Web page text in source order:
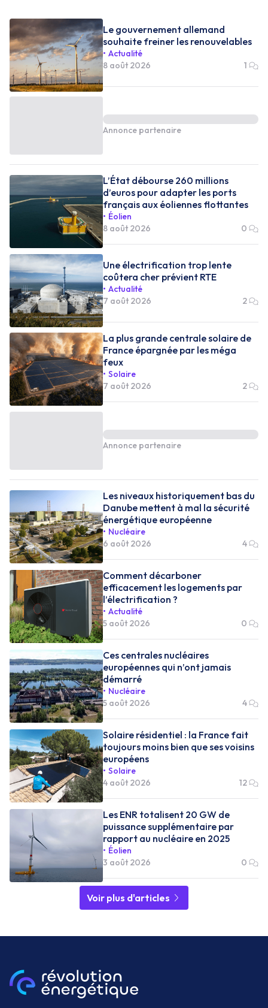
Le gouvernement allemand
souhaite freiner les renouvelables
Actualité
8 août 2026
1
Annonce partenaire
L’État débourse 260 millions
d’euros pour adapter les ports
français aux éoliennes flottantes
Éolien
8 août 2026
0
Une électrification trop lente
coûtera cher prévient RTE
Actualité
7 août 2026
2
La plus grande centrale solaire de
France épargnée par les méga
feux
Solaire
7 août 2026
2
Annonce partenaire
Les niveaux historiquement bas du
Danube mettent à mal la sécurité
énergétique européenne
Nucléaire
6 août 2026
4
Comment décarboner
efficacement les logements par
l’électrification ?
Actualité
5 août 2026
0
Ces centrales nucléaires
européennes qui n’ont jamais
démarré
Nucléaire
5 août 2026
4
Solaire résidentiel : la France fait
toujours moins bien que ses voisins
européens
Solaire
4 août 2026
12
Les ENR totalisent 20 GW de
puissance supplémentaire par
rapport au nucléaire en 2025
Éolien
3 août 2026
0
Voir plus d'articles